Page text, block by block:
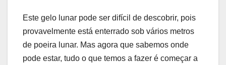
Este gelo lunar pode ser difícil de descobrir, pois
provavelmente está enterrado sob vários metros
de poeira lunar. Mas agora que sabemos onde
pode estar, tudo o que temos a fazer é começar a